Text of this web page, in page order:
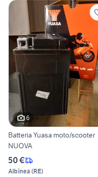
6
Batteria Yuasa moto/scooter
NUOVA
50 €
Albinea (RE)